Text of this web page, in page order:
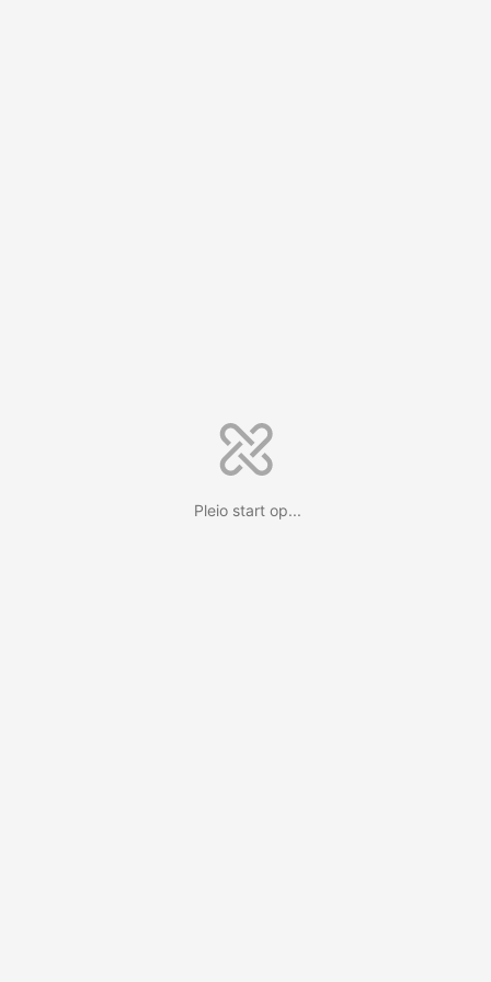
Pleio start op...